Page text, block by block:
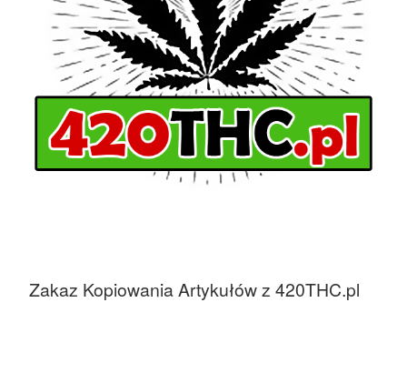
Zakaz Kopiowania Artykułów z 420THC.pl